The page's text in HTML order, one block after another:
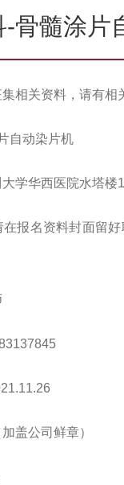
-骨髓涂片
相关资料，请有相
自动染片机
学华西医院水塔楼
在报名资料封面留
盖公司鲜章）